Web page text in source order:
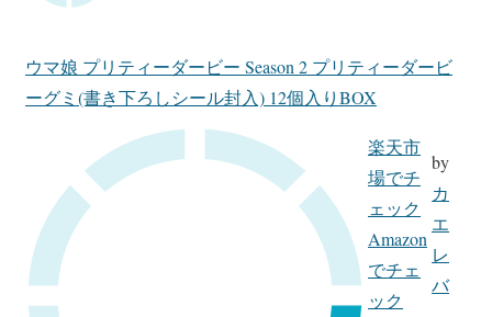
ウマ娘 プリティーダービー Season 2 プリティーダービ
ーグミ(書き下ろしシール封入) 12個入りBOX
楽天市
場でチ
ェック
Amazon
でチェ
ック
by
カ
エ
レ
バ